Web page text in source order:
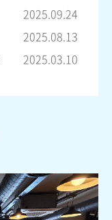
2025.09.24
2025.08.13
2025.03.10